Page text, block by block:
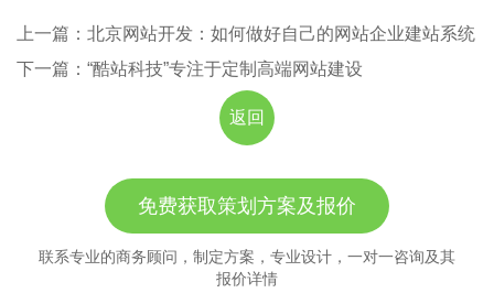
上一篇：北京网站开发：如何做好自己的网站企业建站系统
下一篇：“酷站科技”专注于定制高端网站建设
返回
免费获取策划方案及报价
联系专业的商务顾问，制定方案，专业设计，一对一咨询及其
报价详情